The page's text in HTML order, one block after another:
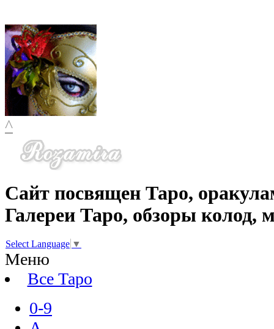
^
Сайт посвящен Таро,
Галереи Таро, обзоры колод,
Select Language ▼
Меню
Все Таро
0-9